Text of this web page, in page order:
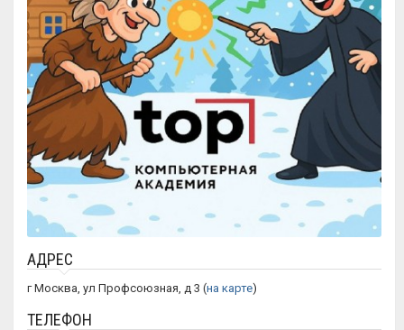
АДРЕС
г Москва, ул Профсоюзная, д 3 (на карте)
ТЕЛЕФОН